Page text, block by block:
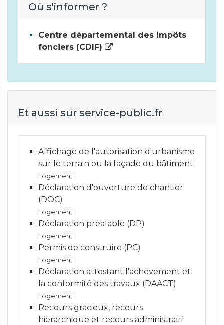
Où s'informer ?
Centre départemental des impôts
fonciers (CDIF)
Et aussi sur service-public.fr
Affichage de l'autorisation d'urbanisme
sur le terrain ou la façade du bâtiment
Logement
Déclaration d'ouverture de chantier
(DOC)
Logement
Déclaration préalable (DP)
Logement
Permis de construire (PC)
Logement
Déclaration attestant l'achèvement et
la conformité des travaux (DAACT)
Logement
Recours gracieux, recours
hiérarchique et recours administratif